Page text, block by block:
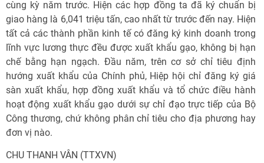
cùng kỳ năm trước. Hiện các hợp đồng ta đã ký chuẩn bị
giao hàng là 6,041 triệu tấn, cao nhất từ trước đến nay. Hiện
tất cả các thành phần kinh tế có đăng ký kinh doanh trong
lĩnh vực lương thực đều được xuất khẩu gạo, không bị hạn
chế bằng hạn ngạch. Đầu năm, trên cơ sở chỉ tiêu định
hướng xuất khẩu của Chính phủ, Hiệp hội chỉ đăng ký giá
sàn xuất khẩu, hợp đồng xuất khẩu và tổ chức điều hành
hoạt động xuất khẩu gạo dưới sự chỉ đạo trực tiếp của Bộ
Công thương, chứ không phân chỉ tiêu cho địa phương hay
đơn vị nào.
CHU THANH VÂN (TTXVN)